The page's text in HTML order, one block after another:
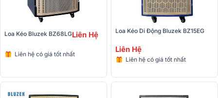
Loa Kéo Bluzek BZ68LGLiên Hệ
Liên hệ có giá tốt nhất
Loa Kéo Di Động Bluzek BZ15EG
Liên Hệ
Liên hệ có giá tốt nhất